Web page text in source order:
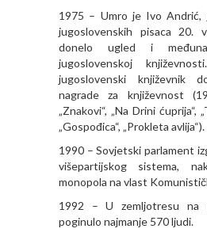
1975 – Umro je Ivo Andrić,
jugoslovenskih pisaca 20.
donelo ugled i
jugoslovenskoj
jugoslovenski književnik
nagrade za književnost
„Znakovi“, „Na Drini ćuprija“,
„Gospođica“, „Prokleta avlija“).
1990 – Sovjetski parlament
višepartijskog sistema,
monopola na vlast
1992 – U zemljotresu na
poginulo najmanje 570 ljudi.